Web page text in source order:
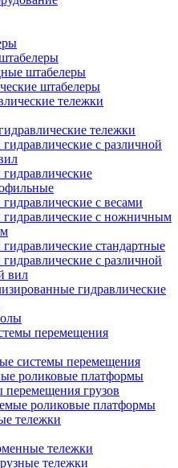
штабелеры
штабелеры
тележки
тележки
с различной
с весами
гидравлические с ножничным
стандартные
с различной
вил
гидравлические
перемещения
системы перемещения
роликовые платформы
грузов
роликовые платформы
тележки
тележки
тележки